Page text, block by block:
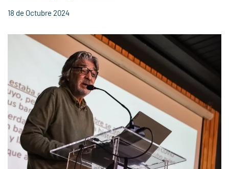
18 de Octubre 2024